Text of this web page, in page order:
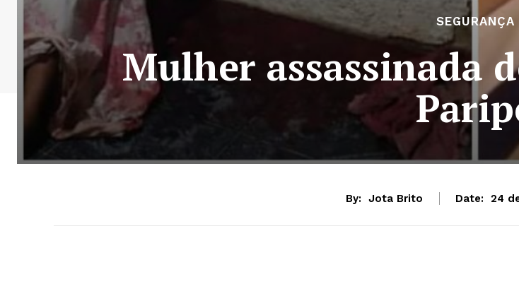
SEGURANÇA
Mulher assassinada
By: Jota Brito Date: 24